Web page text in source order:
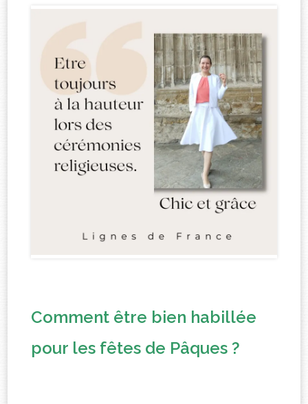
Comment être bien habillée
pour les fêtes de Pâques ?